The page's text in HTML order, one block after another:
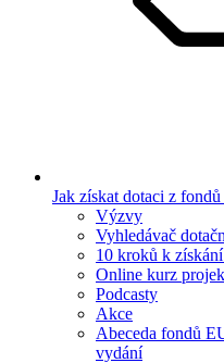
Jak získat dotaci z
Výzvy
Vyhledávač
10 kroků k
Online kurz
Podcasty
Akce
Abeceda fondů
vydání